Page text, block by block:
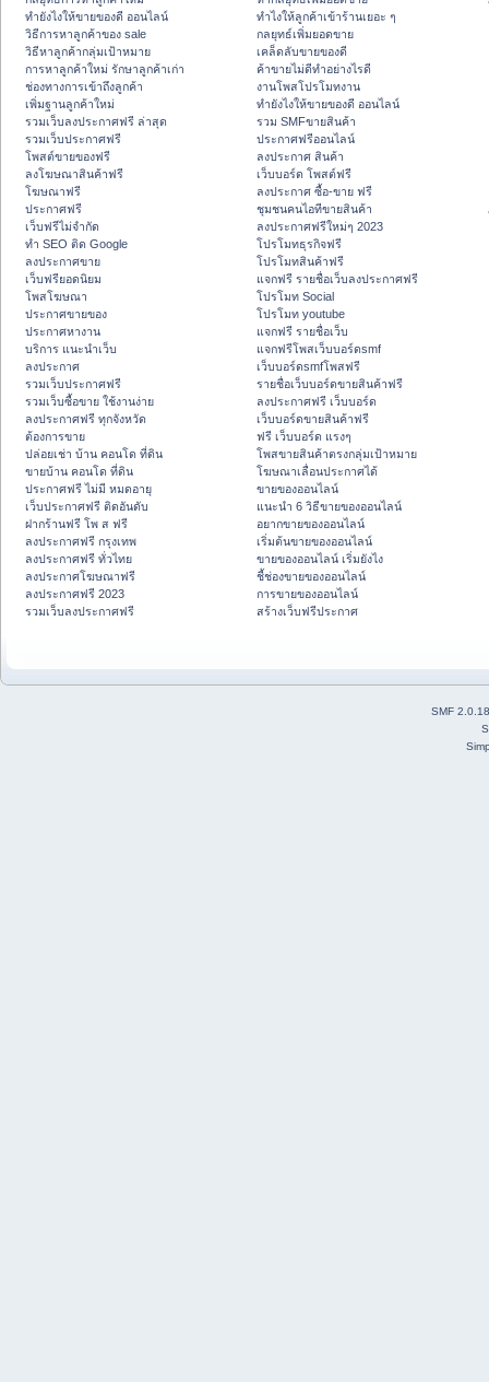
ทํายังไงให้ขายของดี ออนไลน์
วิธีการหาลูกค้าของ sale
วิธีหาลูกค้ากลุ่มเป้าหมาย
การหาลูกค้าใหม่ รักษาลูกค้าเก่า
ช่องทางการเข้าถึงลูกค้า
เพิ่มฐานลูกค้าใหม่
รวมเว็บลงประกาศฟรี ล่าสุด
รวมเว็บประกาศฟรี
โพสต์ขายของฟรี
ลงโฆษณาสินค้าฟรี
โฆษณาฟรี
ประกาศฟรี
เว็บฟรีไม่จำกัด
ทำ SEO ติด Google
ลงประกาศขาย
เว็บฟรียอดนิยม
โพสโฆษณา
ประกาศขายของ
ประกาศหางาน
บริการ แนะนำเว็บ
ลงประกาศ
รวมเว็บประกาศฟรี
รวมเว็บซื้อขาย ใช้งานง่าย
ลงประกาศฟรี ทุกจังหวัด
ต้องการขาย
ปล่อยเช่า บ้าน คอนโด ที่ดิน
ขายบ้าน คอนโด ที่ดิน
ประกาศฟรี ไม่มี หมดอายุ
เว็บประกาศฟรี ติดอันดับ
ฝากร้านฟรี โพ ส ฟรี
ลงประกาศฟรี กรุงเทพ
ลงประกาศฟรี ทั่วไทย
ลงประกาศโฆษณาฟรี
ลงประกาศฟรี 2023
รวมเว็บลงประกาศฟรี
ทําไงให้ลูกค้าเข้าร้านเยอะ ๆ
กลยุทธ์เพิ่มยอดขาย
เคล็ดลับขายของดี
ค้าขายไม่ดีทำอย่างไรดี
งานโพสโปรโมทงาน
ทํายังไงให้ขายของดี ออนไลน์
รวม SMFขายสินค้า
ประกาศฟรีออนไลน์
ลงประกาศ สินค้า
เว็บบอร์ด โพสต์ฟรี
ลงประกาศ ซื้อ-ขาย ฟรี
ชุมชนคนไอทีขายสินค้า
ลงประกาศฟรีใหม่ๆ 2023
โปรโมทธุรกิจฟรี
โปรโมทสินค้าฟรี
แจกฟรี รายชื่อเว็บลงประกาศฟรี
โปรโมท Social
โปรโมท youtube
แจกฟรี รายชื่อเว็บ
แจกฟรีโพสเว็บบอร์ดsmf
เว็บบอร์ดsmfโพสฟรี
รายชื่อเว็บบอร์ดขายสินค้าฟรี
ลงประกาศฟรี เว็บบอร์ด
เว็บบอร์ดขายสินค้าฟรี
ฟรี เว็บบอร์ด แรงๆ
โพสขายสินค้าตรงกลุ่มเป้าหมาย
โฆษณาเลื่อนประกาศได้
ขายของออนไลน์
แนะนำ 6 วิธีขายของออนไลน์
อยากขายของออนไลน์
เริ่มต้นขายของออนไลน์
ขายของออนไลน์ เริ่มยังไง
ชี้ช่องขายของออนไลน์
การขายของออนไลน์
สร้างเว็บฟรีประกาศ
SMF 2.0.18